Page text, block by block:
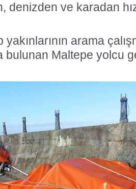
denizden ve karadan
arama
bulunan Maltepe yolcu